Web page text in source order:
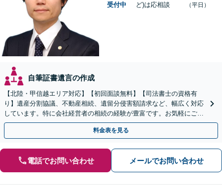
受付中
ど)は応相談
（平日）
自筆証書遺言の作成
【北陸・甲信越エリア対応】【初回面談無料】【司法書士の資格有
り】遺産分割協議、不動産相続、遺留分侵害額請求など、幅広く対応
しています。特に会社経営者の相続の経験が豊富です。お気軽にご相
談ください。【休日・夜間面談可】【オンライン面談可】
料金表を見る
電話でお問い合わせ メールでお問い合わせ